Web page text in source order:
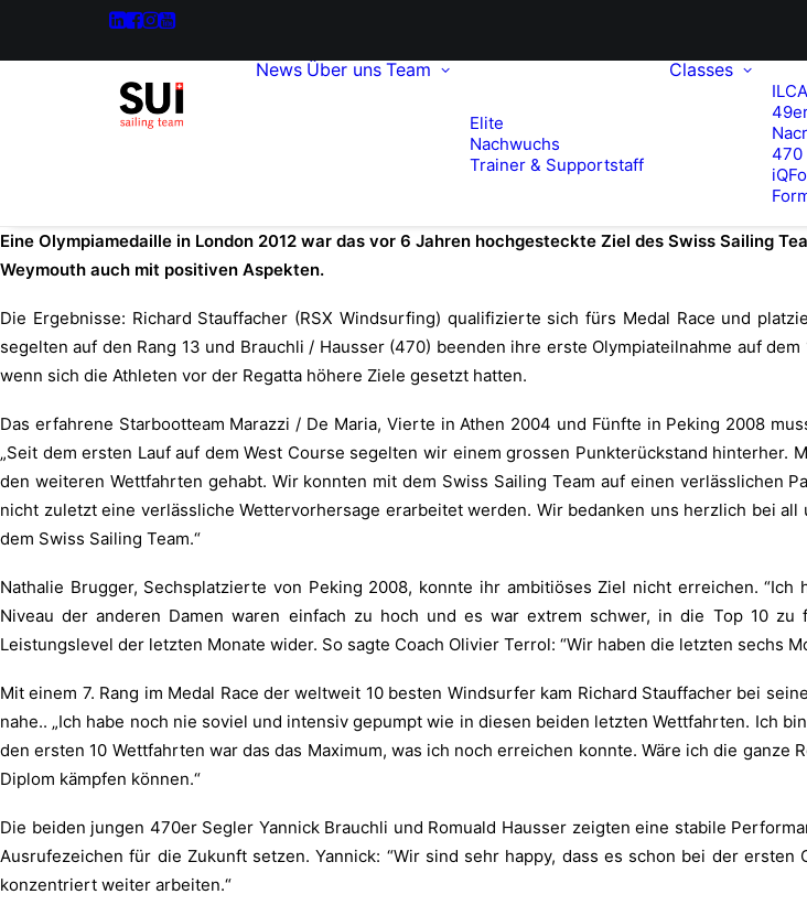
News Über uns Team
Elite
Nachwuchs
Trainer & Supportstaff
Classes
470
Eine Olympiamedaille in London 2012 war das vor 6 Jahren hochgesteckte Ziel des Swiss Sailing
Weymouth auch mit positiven Aspekten.
Die Ergebnisse: Richard Stauffacher (RSX Windsurfing) qualifizierte sich fürs Medal Race und
segelten auf den Rang 13 und Brauchli / Hausser (470) beenden ihre erste Olympiateilnahme auf
wenn sich die Athleten vor der Regatta höhere Ziele gesetzt hatten.
Das erfahrene Starbootteam Marazzi / De Maria, Vierte in Athen 2004 und Fünfte in Peking 2008
„Seit dem ersten Lauf auf dem West Course segelten wir einem grossen Punkterückstand
den weiteren Wettfahrten gehabt. Wir konnten mit dem Swiss Sailing Team auf einen verlässlichen
nicht zuletzt eine verlässliche Wettervorhersage erarbeitet werden. Wir bedanken uns herzlich bei
dem Swiss Sailing Team.“
Nathalie Brugger, Sechsplatzierte von Peking 2008, konnte ihr ambitiöses Ziel nicht erreichen.
Niveau der anderen Damen waren einfach zu hoch und es war extrem schwer, in die Top 10 zu
Leistungslevel der letzten Monate wider. So sagte Coach Olivier Terrol: “Wir haben die letzten sechs
Mit einem 7. Rang im Medal Race der weltweit 10 besten Windsurfer kam Richard Stauffacher bei
nahe.. „Ich habe noch nie soviel und intensiv gepumpt wie in diesen beiden letzten Wettfahrten. Ich
den ersten 10 Wettfahrten war das das Maximum, was ich noch erreichen konnte. Wäre ich die
Diplom kämpfen können.“
Die beiden jungen 470er Segler Yannick Brauchli und Romuald Hausser zeigten eine stabile
Ausrufezeichen für die Zukunft setzen. Yannick: “Wir sind sehr happy, dass es schon bei der
konzentriert weiter arbeiten.“